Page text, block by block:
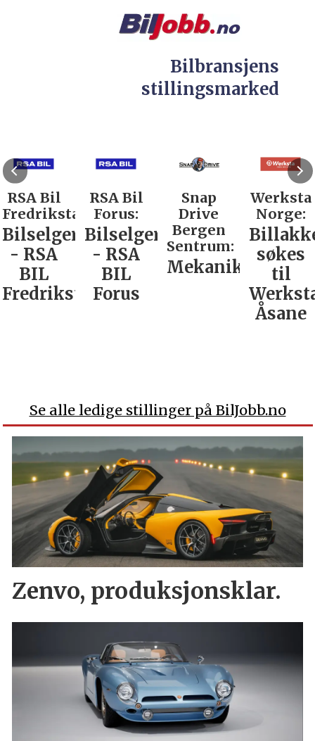
Bilbransjens
stillingsmarked
RSA Bil
Fredrikstad:
Bilselger
- RSA
BIL
Fredrikstad
RSA Bil
Forus:
Bilselger
- RSA
BIL
Forus
Snap
Drive
Bergen
Sentrum:
Mekaniker
Werksta
Norge:
søkes
til
Åsane
Se alle ledige stillinger på BilJobb.no
Zenvo, produksjonsklar.